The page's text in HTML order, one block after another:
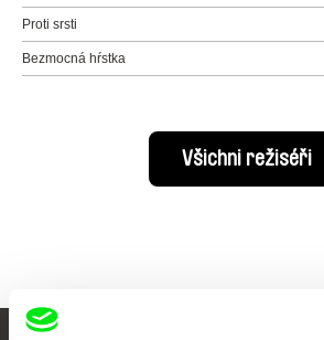
Proti srsti
Bezmocná hŕstka
Všichni režiséři